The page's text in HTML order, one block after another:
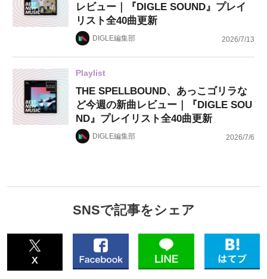
レビュー｜『DIGLE SOUND』プレイ
リスト全40曲更新
DIGLE編集部 2026/7/13
Playlist
THE SPELLBOUND、あっこゴリラな
ど今週の新曲レビュー｜『DIGLE SOU
ND』プレイリスト全40曲更新
DIGLE編集部 2026/7/6
SNSで記事をシェア